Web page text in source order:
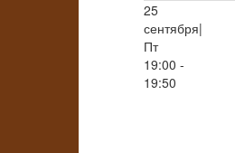
25
сентября|
Пт
19:00 -
19:50